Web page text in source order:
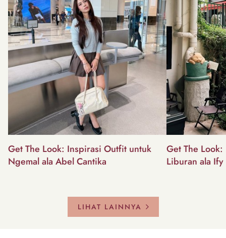
Get The Look: Inspirasi Outfit untuk
Ngemal ala Abel Cantika
Get The
Liburan ala Ify
LIHAT LAINNYA